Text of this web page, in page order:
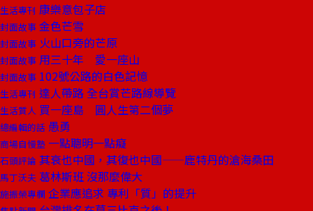
生活專刊 康樂意包子店
封面故事 金色芒雪
封面故事 火山口旁的芒原
封面故事 用三十年 愛一座山
封面故事 102號公路的白色記憶
生活專刊 達人帶路 全台賞芒路線導覽
生活質人 買一座島 圓人生第二個夢
總編輯的話 愚勇
商場自慢塾 一點聰明一點癡
石頭評論 其衰也中國，其復也中國——鹿特丹的滄海桑田
馬丁沃夫 葛林斯班 沒那麼偉大
施振榮專欄 企業應追求 專利「質」的提升